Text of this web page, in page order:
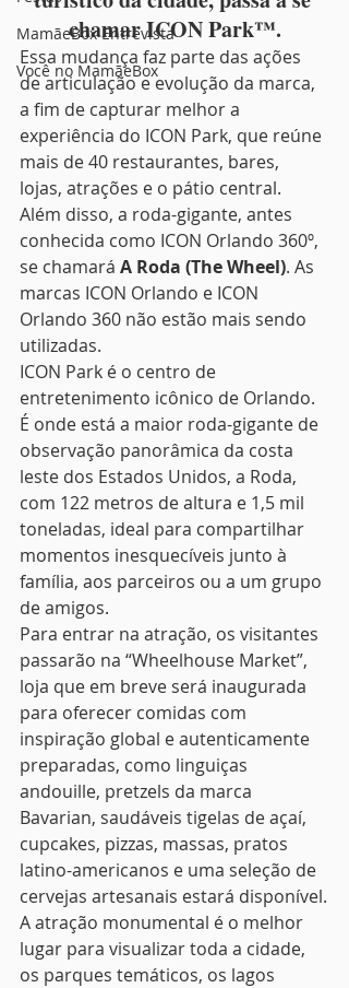
MamãeBox Entrevista
Você no MamãeBox
chamar ICON Park™.
Essa mudança faz parte das ações
de articulação e evolução da marca,
a fim de capturar melhor a
experiência do ICON Park, que reúne
mais de 40 restaurantes, bares,
lojas, atrações e o pátio central.
Além disso, a roda-gigante, antes
conhecida como ICON Orlando 360º,
se chamará A Roda (The Wheel). As
marcas ICON Orlando e ICON
Orlando 360 não estão mais sendo
utilizadas.
ICON Park é o centro de
entretenimento icônico de Orlando.
É onde está a maior roda-gigante de
observação panorâmica da costa
leste dos Estados Unidos, a Roda,
com 122 metros de altura e 1,5 mil
toneladas, ideal para compartilhar
momentos inesquecíveis junto à
família, aos parceiros ou a um grupo
de amigos.
Para entrar na atração, os visitantes
passarão na “Wheelhouse Market”,
loja que em breve será inaugurada
para oferecer comidas com
inspiração global e autenticamente
preparadas, como linguiças
andouille, pretzels da marca
Bavarian, saudáveis tigelas de açaí,
cupcakes, pizzas, massas, pratos
latino-americanos e uma seleção de
cervejas artesanais estará disponível.
A atração monumental é o melhor
lugar para visualizar toda a cidade,
os parques temáticos, os lagos